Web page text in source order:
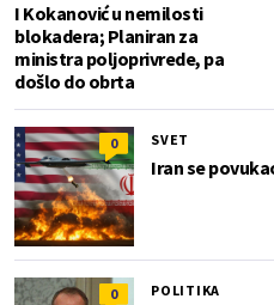
I Kokanović u nemilosti
blokadera; Planiran za
ministra poljoprivrede, pa
došlo do obrta
0 SVET
Iran se
0 POLITIKA